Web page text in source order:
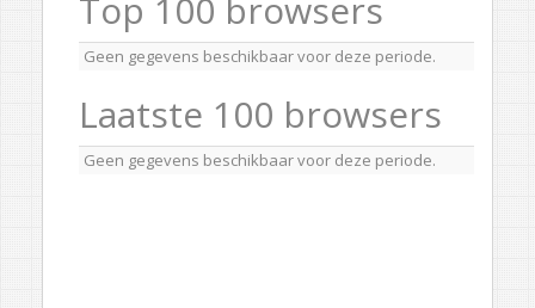
Geen gegevens beschikbaar voor deze periode.
Laatste 100 browsers
Geen gegevens beschikbaar voor deze periode.